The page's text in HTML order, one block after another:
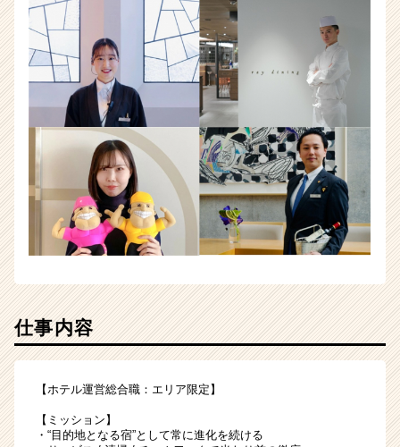
仕事内容
【ホテル運営総合職：エリア限定】
【ミッション】
・“目的地となる宿”として常に進化を続ける